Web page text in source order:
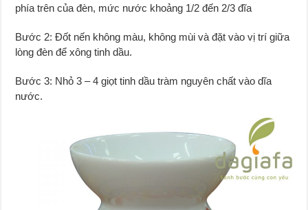
phía trên của đèn, mức nước khoảng 1/2 đến 2/3 đĩa
Bước 2: Đốt nến không màu, không mùi và đặt vào vị trí giữa
lòng đèn để xông tinh dầu.
Bước 3: Nhỏ 3 – 4 giọt tinh dầu tràm nguyên chất vào dĩa
nước.